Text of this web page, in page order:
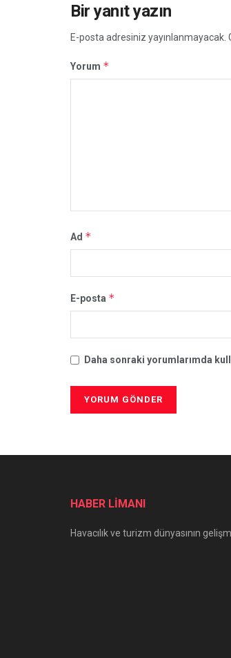
Bir yanıt yazın
E-posta adresiniz yayınlanmayacak.
Yorum *
Ad *
E-posta *
Daha sonraki yorumlarımda
HABER LİMANI
Havacılık ve turizm dünyasının